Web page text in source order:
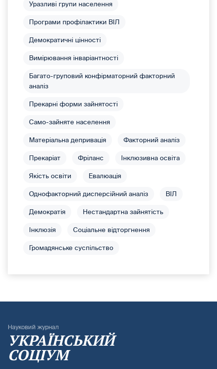
Уразливі групи населення
Програми профілактики ВІЛ
Демократичні цінності
Вимірювання інваріантності
Багато-груповий конфірматорний факторний
аналіз
Прекарні форми зайнятості
Само-зайняте населення
Матеріальна депривація Факторний аналіз
Прекаріат Фріланс Інклюзивна освіта
Якість освіти Евалюація
Однофакторний дисперсійний аналіз ВІЛ
Демократія Нестандартна зайнятість
Інклюзія Соціальне відторгнення
Громадянське суспільство
Науковий журнал
УКРАЇНСЬКИЙ
СОЦІУМ